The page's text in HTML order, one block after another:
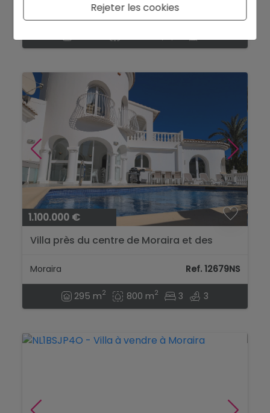
Moraira - Benimeit Ref. CME883394
1.100.000 €
Villa près du centre de Moraira et des
dégagées...
Moraira Ref. 12679NS
295 m2 800 m2 3 3
Rejeter les cookies